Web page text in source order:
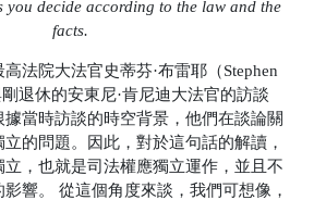
you decide according to the law and the
facts.
法院大法官史蒂芬·布雷耶（Stephen
退休的安東尼·肯尼迪大法官的訪談
當時訪談的時空背景，他們在談論關
的問題。因此，對於這句話的解讀，
，也就是司法權應獨立運作，並且不
響。
從這個角度來談，我們可想像，